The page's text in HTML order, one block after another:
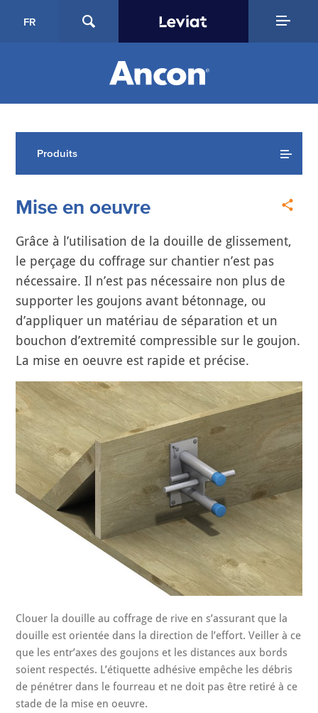
FR
Produits
Mise en oeuvre
Grâce à l’utilisation de la douille de glissement,
le perçage du coffrage sur chantier n’est pas
nécessaire. Il n’est pas nécessaire non plus de
supporter les goujons avant bétonnage, ou
d’appliquer un matériau de séparation et un
bouchon d’extremité compressible sur le goujon.
La mise en oeuvre est rapide et précise.
Clouer la douille au coffrage de rive en s’assurant que la
douille est orientée dans la direction de l’effort. Veiller à ce
que les entr’axes des goujons et les distances aux bords
soient respectés. L’étiquette adhésive empêche les débris
de pénétrer dans le fourreau et ne doit pas être retiré à ce
stade de la mise en oeuvre.